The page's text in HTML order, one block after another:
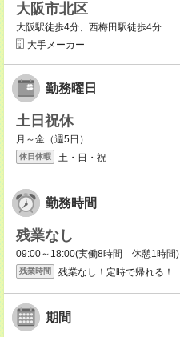
大阪市北区
大阪駅徒歩4分、西梅田駅徒歩4分
大手メーカー
勤務曜日
土日祝休
月～金（週5日）
休日休暇 土・日・祝
勤務時間
残業なし
09:00～18:00(実働8時間 休憩1時間)
残業時間 残業なし！定時で帰れる！
期間